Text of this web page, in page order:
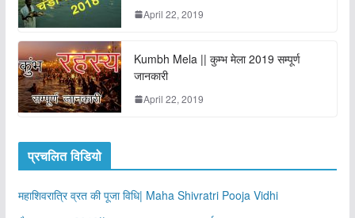
April 22, 2019
Kumbh Mela || कुम्भ मेला 2019 सम्पूर्ण
जानकारी
April 22, 2019
प्रचलित विडियो
महाशिवरात्रि व्रत की पूजा विधि| Maha Shivratri Pooja Vidhi